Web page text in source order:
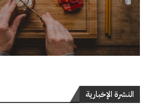
النشرة الإخبارية